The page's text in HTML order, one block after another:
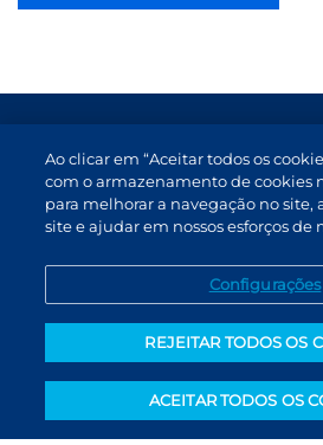
Atendimento
Canal de Denúncias
Ao clicar em “Aceitar todos os
com o armazenamento de cookies
para melhorar a navegação no site,
site e ajudar em nossos esforços de
Configurações
REJEITAR TODOS OS
ACEITAR TODOS OS